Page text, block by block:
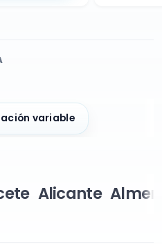
variable
Alicante